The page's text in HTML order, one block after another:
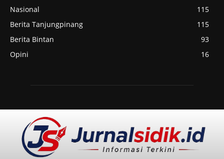
Nasional
115
Berita Tanjungpinang
115
Berita Bintan
93
Opini
16